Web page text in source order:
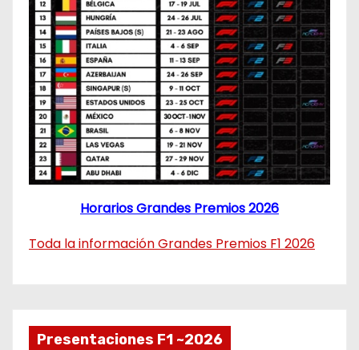
Horarios Grandes Premios 2026
Toda la información Grandes Premios F1 2026
Presentaciones F1 ~2026